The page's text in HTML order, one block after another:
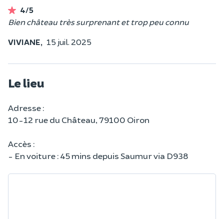
4/5
Bien château très surprenant et trop peu connu
VIVIANE, 15 juil. 2025
Le lieu
Adresse :
10-12 rue du Château, 79100 Oiron
Accès :
- En voiture : 45 mins depuis Saumur via D938